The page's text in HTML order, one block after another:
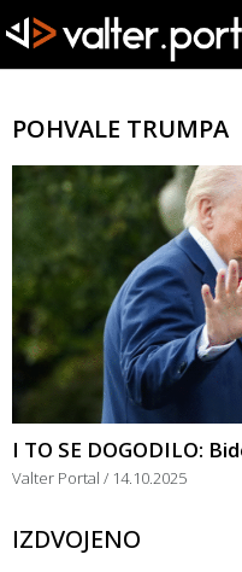
POHVALE TRUMPA
I TO SE DOGODILO:
Valter Portal 14.10.2025
IZDVOJENO